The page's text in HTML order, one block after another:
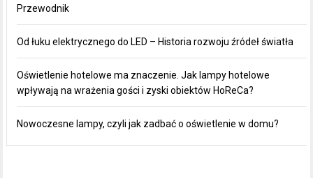
Przewodnik
Od łuku elektrycznego do LED – Historia rozwoju źródeł światła
Oświetlenie hotelowe ma znaczenie. Jak lampy hotelowe
wpływają na wrażenia gości i zyski obiektów HoReCa?
Nowoczesne lampy, czyli jak zadbać o oświetlenie w domu?